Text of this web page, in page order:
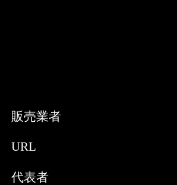
販売業者
URL https://
代表者 大